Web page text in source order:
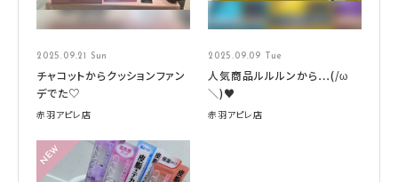
2025.09.21 Sun
チャコットからクッションファン
デでた♡
赤羽アピレ店
2025.09.09 Tue
人気商品ルルルンから…(/ω
＼)♥
赤羽アピレ店